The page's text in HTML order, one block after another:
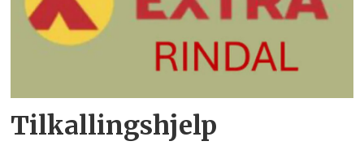
Tilkallingshjelp